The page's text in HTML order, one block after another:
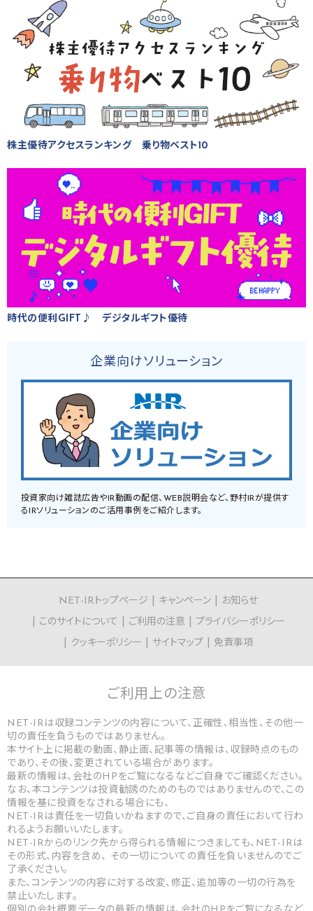
株主優待アクセスランキング 乗り物ベスト10
時代の便利GIFT♪ デジタルギフト優待
企業向けソリューション
投資家向け雑誌広告やIR動画の配信、WEB説明会など、野村IRが提供す
るIRソリューションのご活用事例をご紹介します。
NET-IRトップページ キャンペーン
お知らせ
このサイトについて
ご利用の注意
プライバシーポリシー
クッキーポリシー
サイトマップ 免責事項
ご利用上の注意
NET-IRは収録コンテンツの内容について、正確性、相当性、その他一
切の責任を負うものではありません。
本サイト上に掲載の動画、静止画、記事等の情報は、収録時点のもの
であり、その後、変更されている場合があります。
最新の情報は、会社のHPをご覧になるなどご自身でご確認ください。
なお、本コンテンツは投資勧誘のためのものではありませんので、この
情報を基に投資をなされる場合にも、
NET-IRは責任を一切負いかねますので、ご自身の責任において行わ
れるようお願いいたします。
NET-IRからのリンク先から得られる情報につきましても、NET-IRは
その形式、内容を含め、 その一切についての責任を負いませんのでご
了承ください。
また、コンテンツの内容に対する改変、修正、追加等の一切の行為を
禁止いたします。